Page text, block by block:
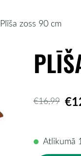
Plīša zoss 90 cm
€16,99
Atlikumā